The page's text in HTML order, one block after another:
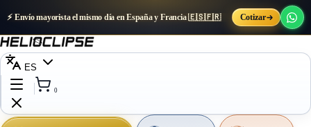
⚡ Envío mayorista el mismo día en España y Francia 🇪🇸🇫🇷 Cotizar
ES
0